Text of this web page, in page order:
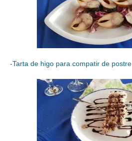
-Tarta de higo para compatir de postre